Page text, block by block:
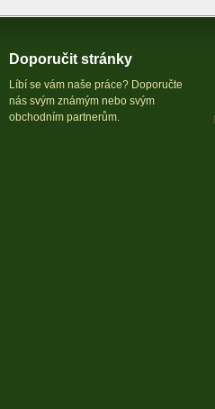
Doporučit stránky
Líbí se vám naše práce? Doporučte
nás svým známým nebo svým
obchodním partnerům.